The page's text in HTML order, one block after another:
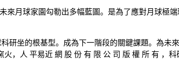
月球家園勾勒出多幅藍圖。是為了應對月球極
坐的根基型。成為下一階段的關鍵課題。為未
，人 平易近 網 股 份 有 限 公 司 版 權 所 有 ，